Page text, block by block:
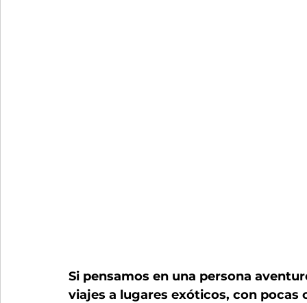
Si pensamos en una persona
viajes a lugares exóticos, con